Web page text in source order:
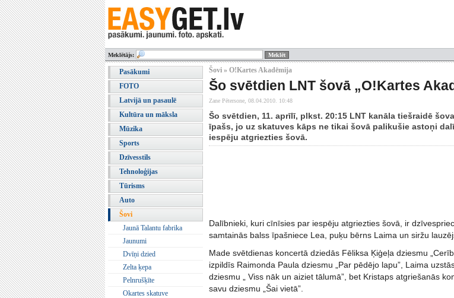
Meklētājs:
Pasākumi
FOTO
Latvijā un pasaulē
Kultūra un māksla
Mūzika
Sports
Dzīvesstils
Tehnoloģijas
Tūrisms
Auto
Šovi
Jaunā Talantu fabrika
Jaunumi
Dvīņi dzied
Zelta ķepa
Pelnrušķīte
Okartes skatuve
Šovi » O!Kartes Akadēmija
Šo svētdien LNT šovā „O!Kartes
Zane Pētersone, 08.04.2010. 10:48
Šo svētdien, 11. aprīlī, plkst. 20:15 LNT kanāla tiešraidē
īpašs, jo uz skatuves kāps ne tikai šovā palikušie astoņi
iespēju atgriezties šovā.
Dalībnieki, kuri cīnīsies par iespēju atgriezties šovā, ir
samtainās balss īpašniece Lea, puķu bērns Laima un siržu
Made svētdienas koncertā dziedās Fēliksa Ķiģeļa dziesmu
izpildīs Raimonda Paula dziesmu „Par pēdējo lapu”, Laima
dziesmu „ Viss nāk un aiziet tālumā”, bet Kristaps atgriešanās
savu dziesmu „Šai vietā”.